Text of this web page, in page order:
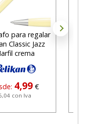
para regalar
Classic Jazz
crema
4,99 €
con Iva